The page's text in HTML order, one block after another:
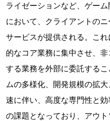
ライゼーションなど、ゲー
において、クライアントの
サービスが提供される。こ
的なコア業務に集中させ、
する業務を外部に委託する
ムの多様化、開発規模の拡
速に伴い、高度な専門性と
の課題となっており、アウ